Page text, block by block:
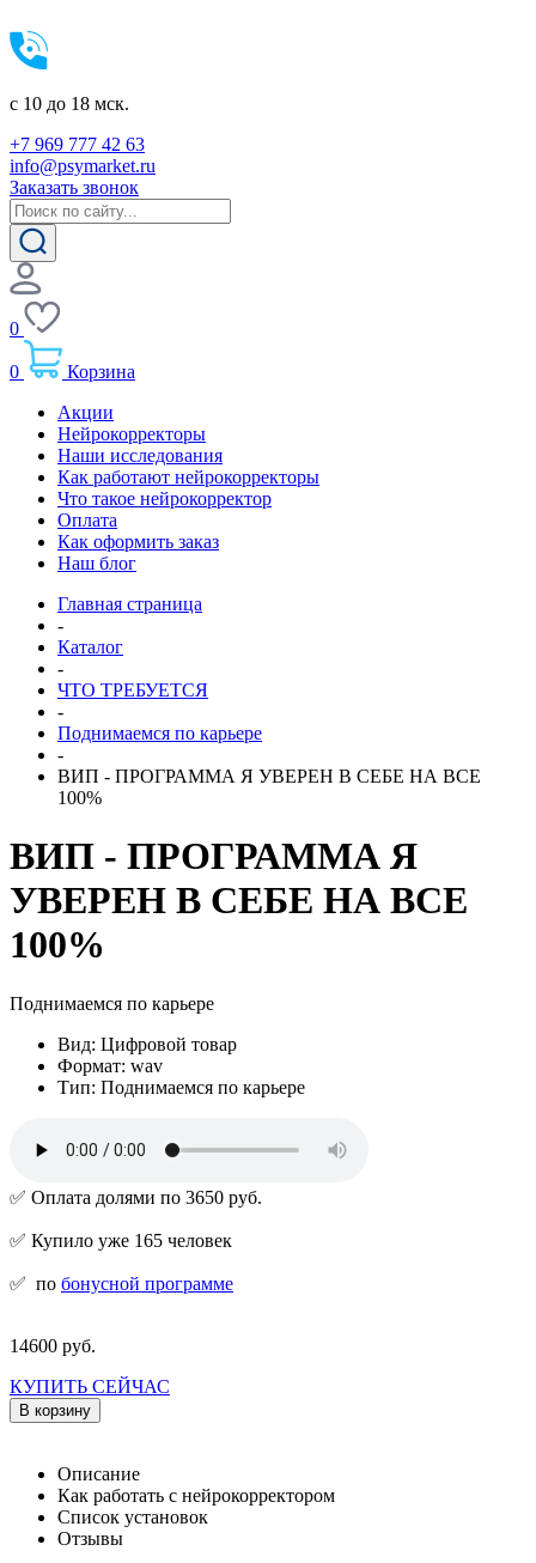
c 10 до 18 мск.
+7 969 777 42 63
info@psymarket.ru
Заказать звонок
0
0
Корзина
Акции
Нейрокорректоры
Наши исследования
Как работают нейрокорректоры
Что такое нейрокорректор
Оплата
Как оформить заказ
Наш блог
Главная страница
-
Каталог
-
ЧТО ТРЕБУЕТСЯ
-
Поднимаемся по карьере
-
ВИП - ПРОГРАММА Я УВЕРЕН В СЕБЕ НА ВСЕ
100%
ВИП - ПРОГРАММА Я
УВЕРЕН В СЕБЕ НА ВСЕ
100%
Поднимаемся по карьере
Вид: Цифровой товар
Формат: wav
Тип: Поднимаемся по карьере
✅ Оплата долями по 3650 руб.
✅ Купило уже 165 человек
✅ по бонусной программе
14600 руб.
КУПИТЬ СЕЙЧАС
В корзину
Описание
Как работать с нейрокорректором
Список установок
Отзывы